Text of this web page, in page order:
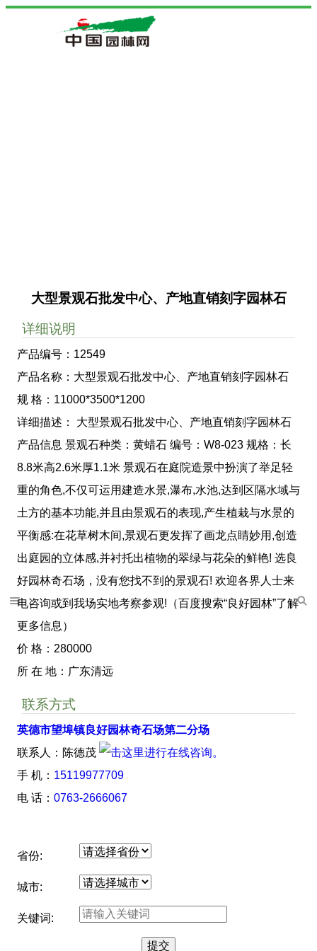
大型景观石批发中心、产地直销刻字园林石
详细说明
产品编号：12549
产品名称：大型景观石批发中心、产地直销刻字园林石
规 格：11000*3500*1200
详细描述： 大型景观石批发中心、产地直销刻字园林石
产品信息 景观石种类：黄蜡石 编号：W8-023 规格：长
8.8米高2.6米厚1.1米 景观石在庭院造景中扮演了举足轻
重的角色,不仅可运用建造水景,瀑布,水池,达到区隔水域与
土方的基本功能,并且由景观石的表现,产生植栽与水景的
平衡感:在花草树木间,景观石更发挥了画龙点睛妙用,创造
出庭园的立体感,并衬托出植物的翠绿与花朵的鲜艳! 选良
好园林奇石场，没有您找不到的景观石! 欢迎各界人士来
电咨询或到我场实地考察参观!（百度搜索“良好园林”了解
更多信息）
价 格：280000
所 在 地：广东清远
联系方式
英德市望埠镇良好园林奇石场第二分场
联系人：陈德茂
手 机： 15119977709
电 话： 0763-2666067
省份:
城市:
关键词: